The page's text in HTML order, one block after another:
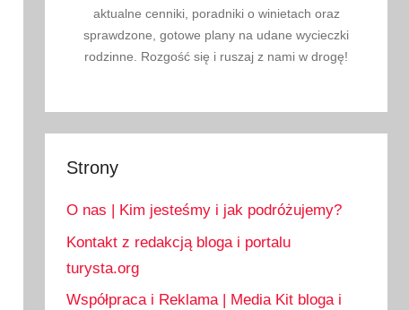
aktualne cenniki, poradniki o winietach oraz
sprawdzone, gotowe plany na udane wycieczki
rodzinne. Rozgość się i ruszaj z nami w drogę!
Strony
O nas | Kim jesteśmy i jak podróżujemy?
Kontakt z redakcją bloga i portalu
turysta.org
Współpraca i Reklama | Media Kit bloga i